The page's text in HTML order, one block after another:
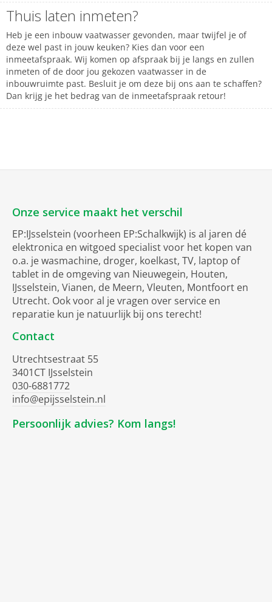
Thuis laten inmeten?
Heb je een inbouw vaatwasser gevonden, maar twijfel je of
deze wel past in jouw keuken? Kies dan voor een
inmeetafspraak. Wij komen op afspraak bij je langs en zullen
inmeten of de door jou gekozen vaatwasser in de
inbouwruimte past. Besluit je om deze bij ons aan te schaffen?
Dan krijg je het bedrag van de inmeetafspraak retour!
Onze service maakt het verschil
EP:IJsselstein (voorheen EP:Schalkwijk) is al jaren dé
elektronica en witgoed specialist voor het kopen van
o.a. je wasmachine, droger, koelkast, TV, laptop of
tablet in de omgeving van Nieuwegein, Houten,
IJsselstein, Vianen, de Meern, Vleuten, Montfoort en
Utrecht. Ook voor al je vragen over service en
reparatie kun je natuurlijk bij ons terecht!
Contact
Utrechtsestraat 55
3401CT IJsselstein
030-6881772
info@epijsselstein.nl
Persoonlijk advies? Kom langs!